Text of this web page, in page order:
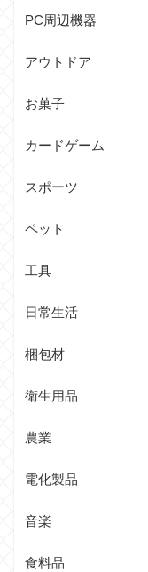
PC周辺機器
アウトドア
お菓子
カードゲーム
スポーツ
ペット
工具
日常生活
梱包材
衛生用品
農業
電化製品
音楽
食料品